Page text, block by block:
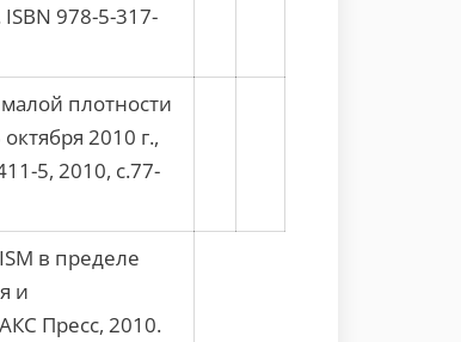
978-5-317-
плотности
2010 г.,
5, 2010, с.77-
в пределе
и
Пресс, 2010.